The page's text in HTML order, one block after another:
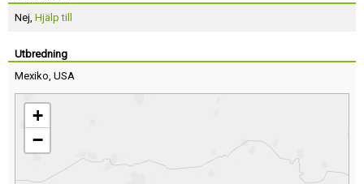
Nej, Hjälp till
Utbredning
Mexiko, USA
+
−